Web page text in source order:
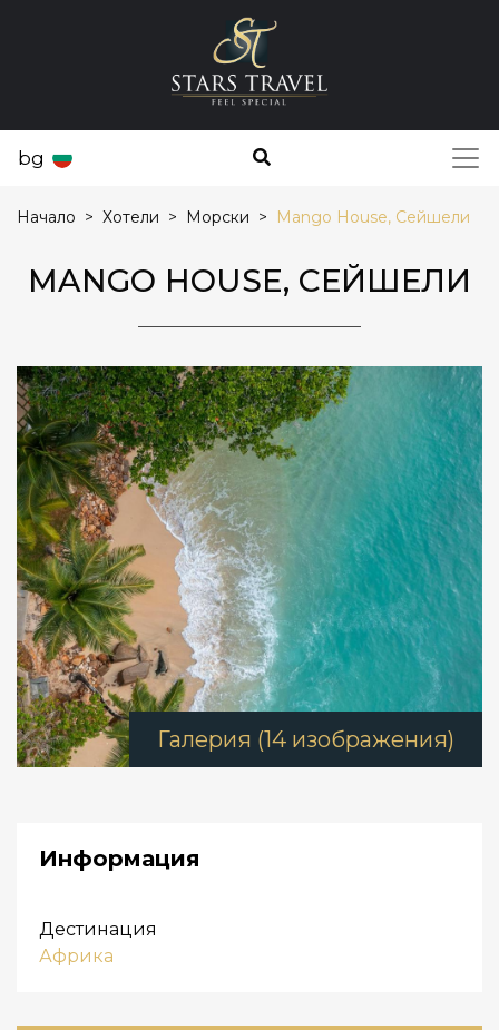
bg
Начало Хотели Морски Mango House, Сейшели
MANGO HOUSE, СЕЙШЕЛИ
Галерия (14 изображения)
Информация
Дестинация
Африка